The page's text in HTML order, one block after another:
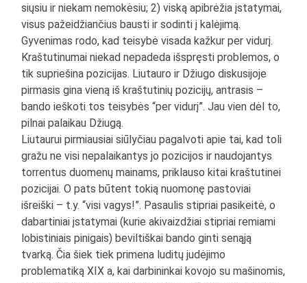
siųsiu ir niekam nemokėsiu; 2) viską apibrėžia įstatymai,
visus pažeidžiančius bausti ir sodinti į kalėjimą.
Gyvenimas rodo, kad teisybė visada kažkur per vidurį.
Kraštutinumai niekad nepadeda išspręsti problemos, o
tik supriešina pozicijas. Liutauro ir Džiugo diskusijoje
pirmasis gina vieną iš kraštutinių pozicijų, antrasis –
bando ieškoti tos teisybės “per vidurį”. Jau vien dėl to,
pilnai palaikau Džiugą.
Liutaurui pirmiausiai siūlyčiau pagalvoti apie tai, kad toli
gražu ne visi nepalaikantys jo pozicijos ir naudojantys
torrentus duomenų mainams, priklauso kitai kraštutinei
pozicijai. O pats būtent tokią nuomonę pastoviai
išreiški – t.y. “visi vagys!”. Pasaulis stipriai pasikeitė, o
dabartiniai įstatymai (kurie akivaizdžiai stipriai remiami
lobistiniais pinigais) beviltiškai bando ginti senąją
tvarką. Čia šiek tiek primena luditų judėjimo
problematiką XIX a, kai darbininkai kovojo su mašinomis,